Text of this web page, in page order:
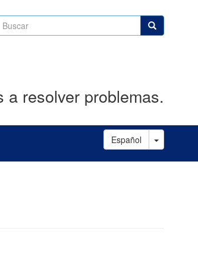
Buscar
a resolver problemas.
Español Toggle